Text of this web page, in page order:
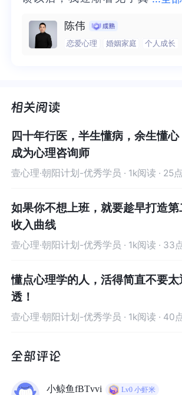
咨询师之家：
您从一名普通职场人转型成为心理咨询
赵老师：
确实有一个让我确信适合做心理咨询的
我在职场做了很多年的管理工作，因为
做了一年的咨询。来访分享的梦境核心
和我的梦高度相似让我格外震撼。
和督导探讨后，我才知道这是荣格所说的
力很适合这份工作。
那一刻，我对心理咨询的职业确信感变得
续督导与季度考核，都为我打下了扎实的
咨询师之家：
清晰，也慢慢找回了内在的力量。
虽然不知道还要有多久的路要走，
这里，让我真切的感受到了🙏❤️
也慢慢找回了内在的力量。虽然不
知道还要有多久的路要走，但我很
让我真切的感受到了🙏❤️
陈伟
恋爱心理 婚姻家庭 个人成长
四十年行医，半生懂病，余生懂心
成为心理咨询师
壹心理·朝阳计划-优秀学员 · 1k阅读 · 25
如果你不想上班，就要趁早打造第
收入曲线
壹心理·朝阳计划-优秀学员 · 1k阅读 · 33
懂点心理学的人，活得简直不要太
透！
壹心理·朝阳计划-优秀学员 · 1k阅读 · 40
小鲸鱼fBTvvi Lv0 小虾米